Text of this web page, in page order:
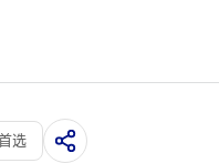
欧佩克增加产量时，它会
选